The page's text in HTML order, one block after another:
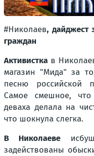
#Николаев, дайджест
граждан
Активистка в
магазин "Мида" за
песню российской
Самое смешное,
деваха делала на
что шокнула слегка.
В Николаеве
задействованы